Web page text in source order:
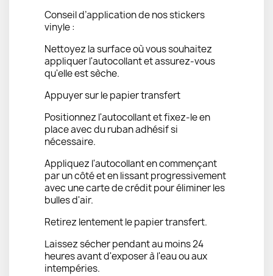
Conseil d’application de nos stickers
vinyle :
Nettoyez la surface où vous souhaitez
appliquer l'autocollant et assurez-vous
qu'elle est sèche.
Appuyer sur le papier transfert
Positionnez l'autocollant et fixez-le en
place avec du ruban adhésif si
nécessaire.
Appliquez l'autocollant en commençant
par un côté et en lissant progressivement
avec une carte de crédit pour éliminer les
bulles d'air.
Retirez lentement le papier transfert.
Laissez sécher pendant au moins 24
heures avant d'exposer à l'eau ou aux
intempéries.